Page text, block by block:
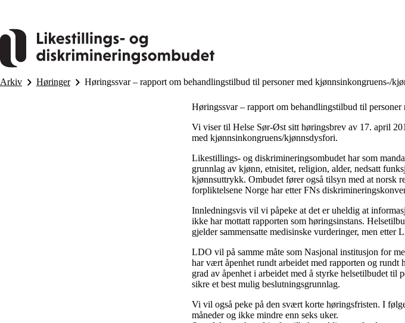
Arkiv Høringer Høringssvar – rapport om behandlingstilbud til personer med kjønnsinkongruens-/
Høringssvar – rapport om behandlingstilbud til
Vi viser til Helse Sør-Øst sitt høringsbrev av 17. april
med kjønnsinkongruens/kjønnsdysfori.
Likestillings- og diskrimineringsombudet har som
grunnlag av kjønn, etnisitet, religion, alder, nedsatt
kjønnsuttrykk. Ombudet fører også tilsyn med at norsk
forpliktelsene Norge har etter FNs
Innledningsvis vil vi påpeke at det er uheldig at
ikke har mottatt rapporten som høringsinstans.
gjelder sammensatte medisinske vurderinger, men etter
LDO vil på samme måte som Nasjonal institusjon for
har vært åpenhet rundt arbeidet med rapporten og
grad av åpenhet i arbeidet med å styrke helsetilbudet
sikre et best mulig beslutningsgrunnlag.
Vi vil også peke på den svært korte høringsfristen. I
måneder og ikke mindre enn seks uker.